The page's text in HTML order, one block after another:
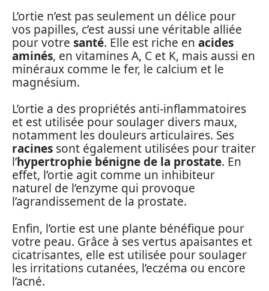
L’ortie n’est pas seulement un délice pour
vos papilles, c’est aussi une véritable alliée
pour votre santé. Elle est riche en acides
aminés, en vitamines A, C et K, mais aussi en
minéraux comme le fer, le calcium et le
magnésium.
L’ortie a des propriétés anti-inflammatoires
et est utilisée pour soulager divers maux,
notamment les douleurs articulaires. Ses
racines sont également utilisées pour traiter
l’hypertrophie bénigne de la prostate. En
effet, l’ortie agit comme un inhibiteur
naturel de l’enzyme qui provoque
l’agrandissement de la prostate.
Enfin, l’ortie est une plante bénéfique pour
votre peau. Grâce à ses vertus apaisantes et
cicatrisantes, elle est utilisée pour soulager
les irritations cutanées, l’eczéma ou encore
l’acné.